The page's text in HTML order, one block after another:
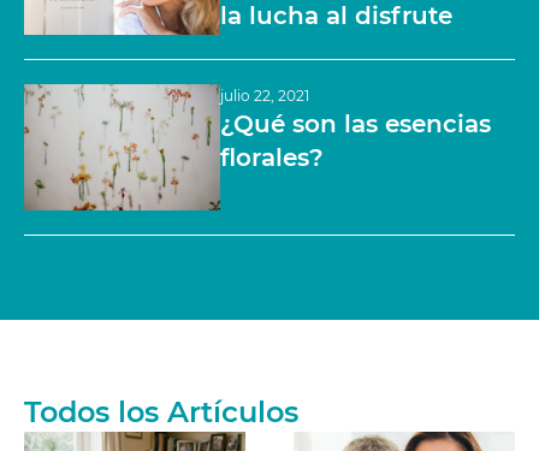
la lucha al disfrute
julio 22, 2021
¿Qué son las esencias
florales?
Todos los Artículos